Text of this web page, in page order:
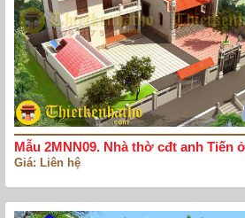
Mẫu 2MNN09. Nhà thờ cđt anh Tiến
Giá: Liên hệ